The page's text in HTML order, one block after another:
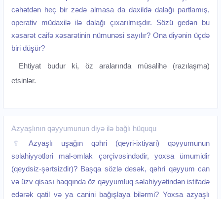
cəhətdən heç bir zədə almasa da daxildə dalağı partlamış,
operativ müdaxilə ilə dalağı çıxarılmışdır. Sözü gedən bu
xəsarət caifə xəsarətinin nümunəsi sayılır? Ona diyənin üçdə
biri düşür?
Ehtiyat budur ki, öz aralarında müsalihə (razılaşma)
etsinlər.
Azyaşlının qəyyumunun diyə ilə bağlı hüququ
Azyaşlı uşağın qəhri (qeyri-ixtiyari) qəyyumunun
səlahiyyətləri mal-əmlak çərçivəsindədir, yoxsa ümumidir
(qeydsiz-şərtsizdir)? Başqa sözlə desək, qəhri qəyyum can
və üzv qisası haqqında öz qəyyumluq səlahiyyətindən istifadə
edərək qatil və ya canini bağışlaya bilərmi? Yoxsa azyaşlı